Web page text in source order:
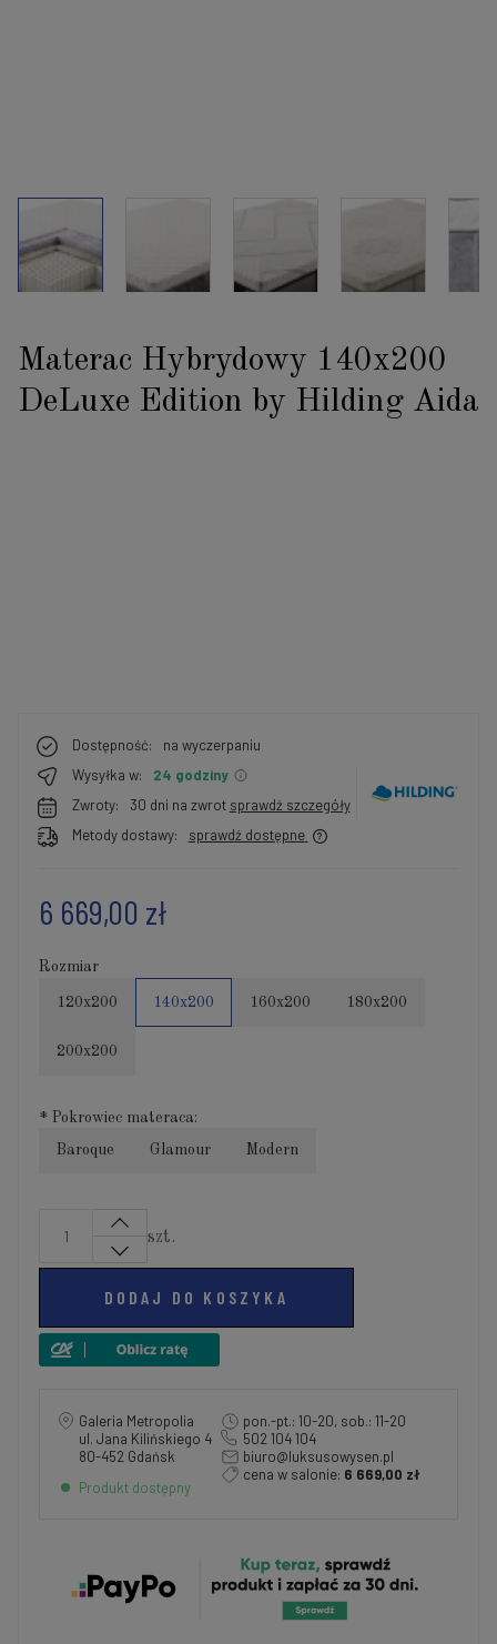
Materac Hybrydowy 140x200
DeLuxe Edition by Hilding Aida
Dostępność:
na wyczerpaniu
Wysyłka w:
24 godziny
Zwroty:
30 dni na zwrot sprawdź szczegóły
Metody dostawy:
sprawdź dostępne
6 669,00 zł
Rozmiar
120x200 140x200 160x200 180x200
200x200
* Pokrowiec materaca:
Baroque Glamour Modern
szt.
DODAJ DO KOSZYKA
Galeria Metropolia
ul. Jana Kilińskiego 4
80-452 Gdańsk
Produkt dostępny
pon.-pt.: 10-20, sob.: 11-20
502 104 104
biuro@luksusowysen.pl
cena w salonie: 6 669,00 zł